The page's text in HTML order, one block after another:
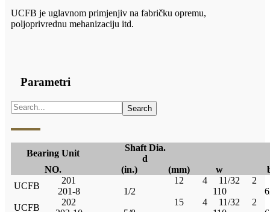
UCFB je uglavnom primjenjiv na fabričku opremu,
poljoprivrednu mehanizaciju itd.
Parametri
Bearing Unit
Shaft Dia.
d
NO.
(in.) (mm) w
UCFB
201 12 4 11/32
2
201-8
1/2 110
UCFB
202 15 4 11/32
2